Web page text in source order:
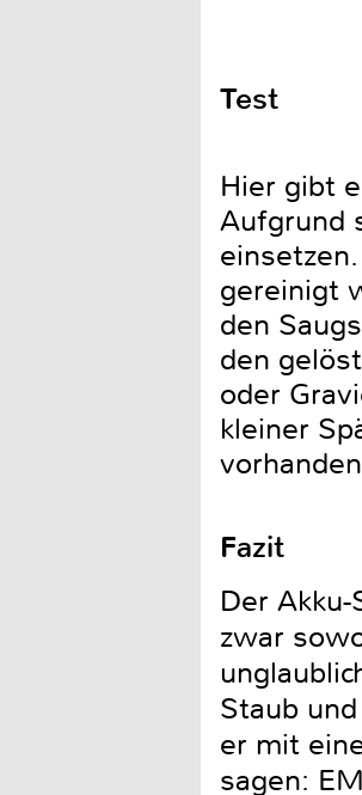
Test
Hier gibt
Aufgrund
gereinigt
den
den
oder
kleiner
Fazit
Der
zwar
Staub
er mit
sagen: